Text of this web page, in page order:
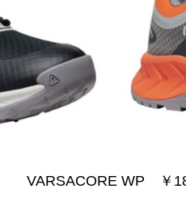
VARSACORE WP ￥